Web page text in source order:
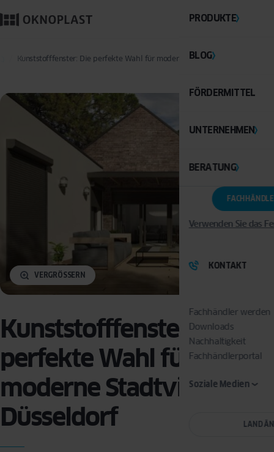
PRODUKTE
BLOG
FÖRDERMITTEL
UNTERNEHMEN
BERATUNG
Verwenden Sie das
KONTAKT
Fachhändler werden
Downloads
Nachhaltigkeit
Fachhändlerportal
Soziale Medien
LAND
Kunststofffenster: Die perfekte Wahl für moderne Stadtvillen in Düsseldorf
Kunststofffenster: Die
perfekte Wahl für
moderne Stadtvillen in
Düsseldorf
VERGRÖSSERN